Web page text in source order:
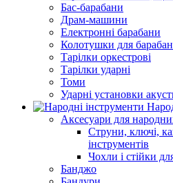
Бас-барабани
Драм-машини
Електронні барабани
Колотушки для
Тарілки оркестрові
Тарілки ударні
Томи
Ударні установки
Аксесуари для
Струни, ключі,
інструментів
Чохли і стійки
Банджо